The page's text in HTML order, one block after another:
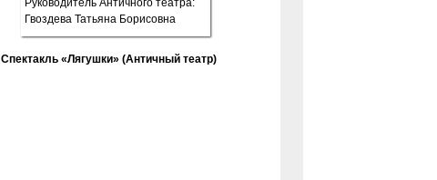
Спектакль «Лягушки» (Античный театр)